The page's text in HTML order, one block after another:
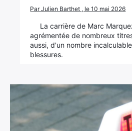
Par Julien Barthet , le 10 mai 2026
La carrière de Marc
agrémentée de nombreux
aussi, d'un nombre
blessures.